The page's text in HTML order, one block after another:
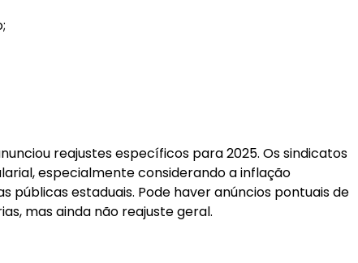
reajustes específicos para 2025. Os sindicatos
especialmente considerando a inflação
públicas estaduais. Pode haver anúncios pontuais de
mas ainda não reajuste geral.